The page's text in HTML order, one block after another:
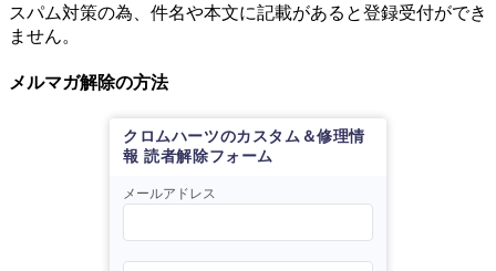
スパム対策の為、件名や本文に記載があると登録受付ができ
ません。
メルマガ解除の方法
クロムハーツのカスタム＆修理情
報 読者解除フォーム
メールアドレス